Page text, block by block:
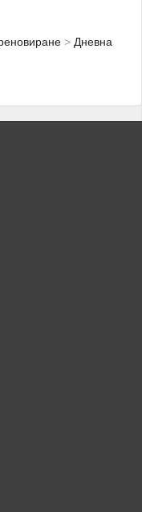
Дневна